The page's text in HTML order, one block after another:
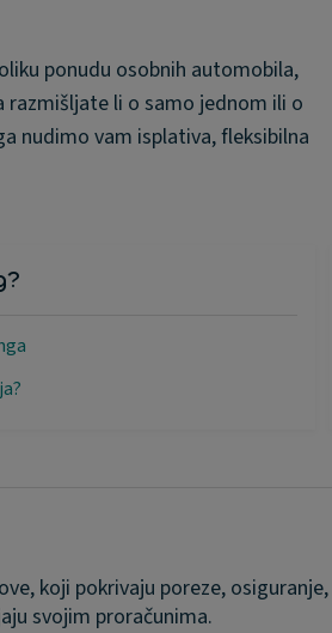
ponudu osobnih automobila,
razmišljate li o samo jednom ili o
nudimo vam isplativa, fleksibilna
koji pokrivaju poreze,
svojim proračunima.